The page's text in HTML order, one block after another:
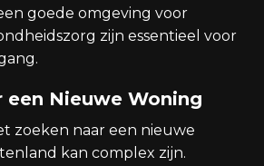
goede omgeving voor
zijn essentieel voor
een Nieuwe Woning
zoeken naar een nieuwe
kan complex zijn.